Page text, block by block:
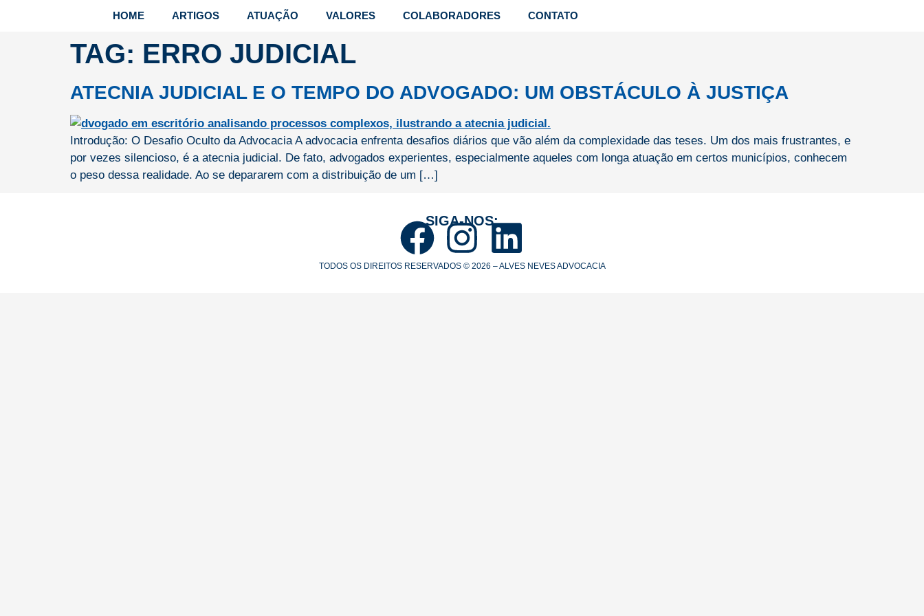
HOME ARTIGOS ATUAÇÃO VALORES COLABORADORES CONTATO
TAG: ERRO JUDICIAL
ATECNIA JUDICIAL E O TEMPO DO ADVOGADO: UM OBSTÁCULO À JUSTIÇA
Introdução: O Desafio Oculto da Advocacia A advocacia enfrenta desafios diários que vão além da complexidade das teses. Um dos mais frustrantes, e
por vezes silencioso, é a atecnia judicial. De fato, advogados experientes, especialmente aqueles com longa atuação em certos municípios, conhecem
o peso dessa realidade. Ao se depararem com a distribuição de um […]
SIGA-NOS:
TODOS OS DIREITOS RESERVADOS © 2026 – ALVES NEVES ADVOCACIA